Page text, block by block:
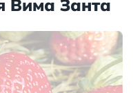
Вима Занта